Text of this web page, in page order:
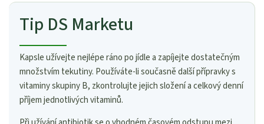
Tip DS Marketu
Kapsle užívejte nejlépe ráno po jídle a zapíjejte dostatečným
množstvím tekutiny. Používáte-li současně další přípravky s
vitaminy skupiny B, zkontrolujte jejich složení a celkový denní
příjem jednotlivých vitaminů.